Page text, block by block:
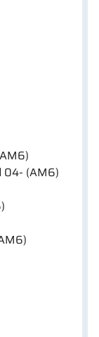
04- (AM6)